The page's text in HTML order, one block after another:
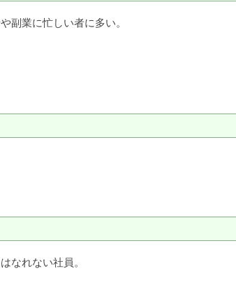
副業に忙しい者に多い。
なれない社員。